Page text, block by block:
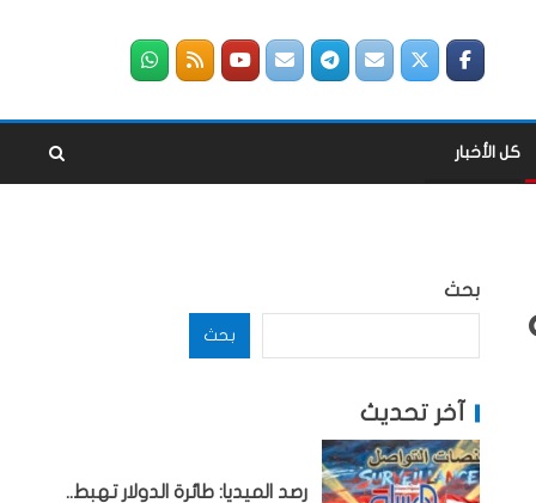
كل الأخبار
بحث
بحث
آخر تحديث
رصد الميديا: طائرة الدولار تهبط..